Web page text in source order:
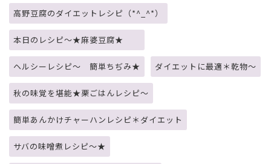
高野豆腐のダイエットレシピ（*^_^*）
本日のレシピ～★麻婆豆腐★
ヘルシーレシピ～ 簡単ちぢみ★ ダイエットに最適＊乾物～
秋の味覚を堪能★栗ごはんレシピ～
簡単あんかけチャーハンレシピ＊ダイエット
サバの味噌煮レシピ～★